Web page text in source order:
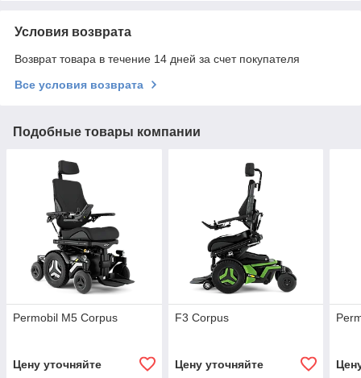
Условия возврата
Возврат товара в течение 14 дней за счет покупателя
Все условия возврата
Подобные товары компании
Permobil M5 Corpus
Цену уточняйте
F3 Corpus
Цену уточняйте